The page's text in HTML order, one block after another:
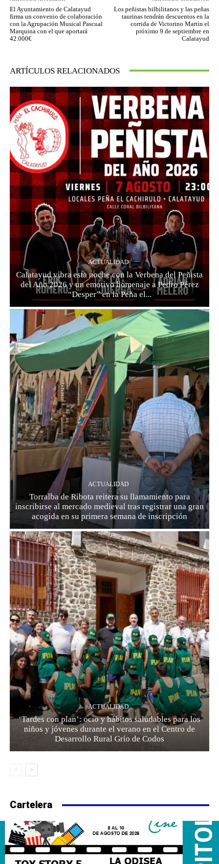
El Ayuntamiento de Calatayud
firma un convenio de colaboración
con la Agrupación Musical Pascual
Marquina con el que aportará
42.000€
Los peñistas bilbilitanos y las peñas
taurinas tendrán descuentos en la
corrida de Victorino Martín el
próximo 9 de septiembre en
Calatayud
ARTÍCULOS RELACIONADOS
ACTUALIDAD
Calatayud vibra esta noche con la Verbena del Peñista
del Año 2026 y un emotivo homenaje a Pedro Pérez
“Desper” en la Peña el...
ACTUALIDAD
Torralba de Ribota reitera su llamamiento para
inscribirse al mercado medieval tras registrar una gran
acogida en su primera semana de inscripción
ACTUALIDAD
‘Tardes con plan’: ocio y hábitos saludables para los
niños y jóvenes durante el verano en el Centro de
Desarrollo Rural Grío de Codos
Cartelera